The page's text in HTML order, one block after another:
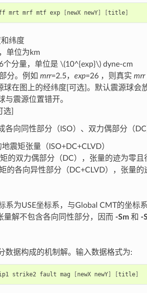
mrt mrf mtf exp newX newY] title]
纬度
单位为km
分量，单位是 \(10^{exp}\)dyne-cm
分。例如 mrr=2.5， exp=26 ，则真实 mrr
球在图上的经纬度[可选]。默认震源球会
与震源位置错开。
选]
各向同性部分（ISO）、双力偶部分（
震矩张量（ISO+DC+CLVD）
的双力偶部分（DC），张量的迹为零且
的各向异性部分（DC+CLVD），张量的
系为USE坐标系，与Global CMT的坐标
量解不包含各向同性部分，因而 -Sm和 -
数据构成的机制解。输入数据格式为:
strike2 fault mag newX newY] title]